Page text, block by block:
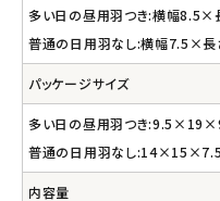
多い日の昼用羽つき:横幅8.5×
普通の日用羽なし:横幅7.5×
パッケージサイズ
多い日の昼用羽つき
普通の日用羽なし
内容量